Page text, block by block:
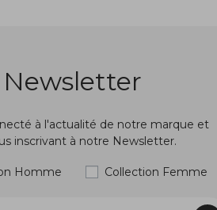
Newsletter
à l'actualité de notre marque et
inscrivant à notre Newsletter.
Homme Collection Femme